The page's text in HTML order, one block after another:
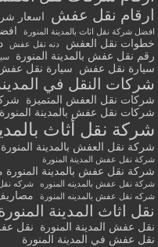
ارقام نقل عفش اسعار
افضل شركة نقل اثاث بالمدينة المنورة
خطوات نقل العفش
دنه نقل عفش
رقم نقل عفش بالمدينة المنورة
سيارة نقل عفش سيارة نقل
شركات النقل في
شركات نقل العفش المتميزة
شركات نقل عفش بالمدينة المنورة
شركة نقل أثاث
شركة نقل العفش بالمدينة المنورة
شركة نقل عفش المدينة المنورة
شركة نقل عفش بالمدينة المنورة
شركة نقل عفش بالمدينه المنوره
شركه
شركه نقل عفش بالمدينه المنورة
نقل اثاث المدينة
نقل عفش المدينة المنورة
نقل
نقل عفش في المدينة المنورة